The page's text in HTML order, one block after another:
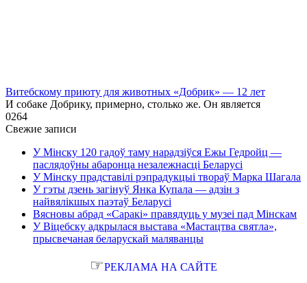
Витебскому приюту для животных «Добрик» — 12 лет
И собаке Добрику, примерно, столько же. Он является
0264
Свежие записи
У Мінску 120 гадоў таму нарадзіўся Ежы Гедройц —
паслядоўны абаронца незалежнасці Беларусі
У Мінску прадставілі рэпрадукцыі твораў Марка Шагала
У гэты дзень загінуў Янка Купала — адзін з
найвялікшых паэтаў Беларусі
Вясновы абрад «Саракі» правядуць у музеі пад Мінскам
У Віцебску адкрылася выстава «Мастацтва святла»,
прысвечаная беларускай маляванцы
☞РЕКЛАМА НА САЙТЕ